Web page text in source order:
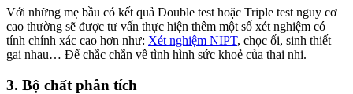
Với những mẹ bầu có kết quả Double test hoặc Triple test nguy cơ
cao thường sẽ được tư vấn thực hiện thêm một số xét nghiệm có
tính chính xác cao hơn như: Xét nghiệm NIPT, chọc ối, sinh thiết
gai nhau… Để chắc chắn về tình hình sức khoẻ của thai nhi.
3. Bộ chất phân tích